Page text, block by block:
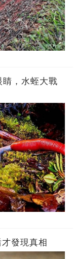
睛，水蛭大戰
發現真相